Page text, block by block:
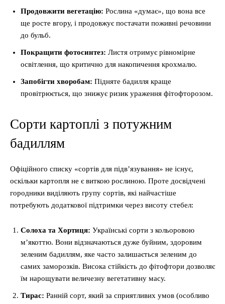
Продовжити вегетацію: Рослина «думає», що вона все
ще росте вгору, і продовжує постачати поживні речовини
до бульб.
Покращити фотосинтез: Листя отримує рівномірне
освітлення, що критично для накопичення крохмалю.
Запобігти хворобам: Підняте бадилля краще
провітрюється, що знижує ризик ураження фітофторозом.
Сорти картоплі з потужним
бадиллям
Офіційного списку «сортів для підв’язування» не існує,
оскільки картопля не є виткою рослиною. Проте досвідчені
городники виділяють групу сортів, які найчастіше
потребують додаткової підтримки через висоту стебел:
Солоха та Хортиця: Українські сорти з кольоровою
м’якоттю. Вони відзначаються дуже буйним, здоровим
зеленим бадиллям, яке часто залишається зеленим до
самих заморозків. Висока стійкість до фітофтори дозволяє
їм нарощувати величезну вегетативну масу.
Тирас: Ранній сорт, який за сприятливих умов (особливо